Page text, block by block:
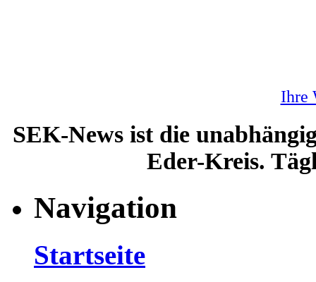
Ihre
SEK-News ist die
Eder-Kreis.
Navigation
Startseite